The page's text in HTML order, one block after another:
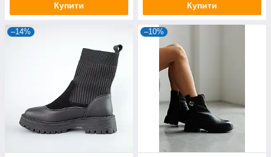
Купити Купити
–14% –10%